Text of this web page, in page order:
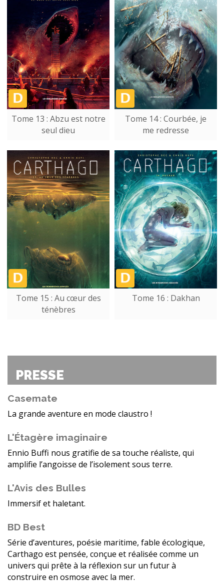
Tome 13 : Abzu est notre
seul dieu
Tome 14 : Courbée, je
me redresse
Tome 15 : Au cœur des
ténèbres
Tome 16 : Dakhan
PRESSE
Casemate
La grande aventure en mode claustro !
L'Étagère imaginaire
Ennio Buffi nous gratifie de sa touche réaliste, qui
amplifie l’angoisse de l’isolement sous terre.
L'Avis des Bulles
Immersif et haletant.
BD Best
Série d’aventures, poésie maritime, fable écologique,
Carthago est pensée, conçue et réalisée comme un
univers qui prête à la réflexion sur un futur à
construire en osmose avec la mer.